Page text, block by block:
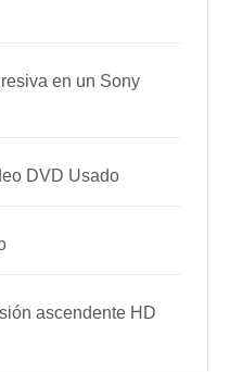
en un Sony
DVD Usado
ascendente HD